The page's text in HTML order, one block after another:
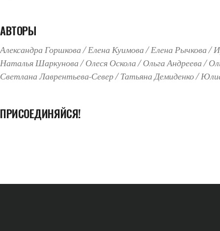
АВТОРЫ
Александра Горшкова Елена Куимова Елена Рычкова
Наталья Шаркунова
Олеся Оскола Ольга Андреева
Светлана Лаврентьева-Север
Татьяна Демиденко
ПРИСОЕДИНЯЙСЯ!